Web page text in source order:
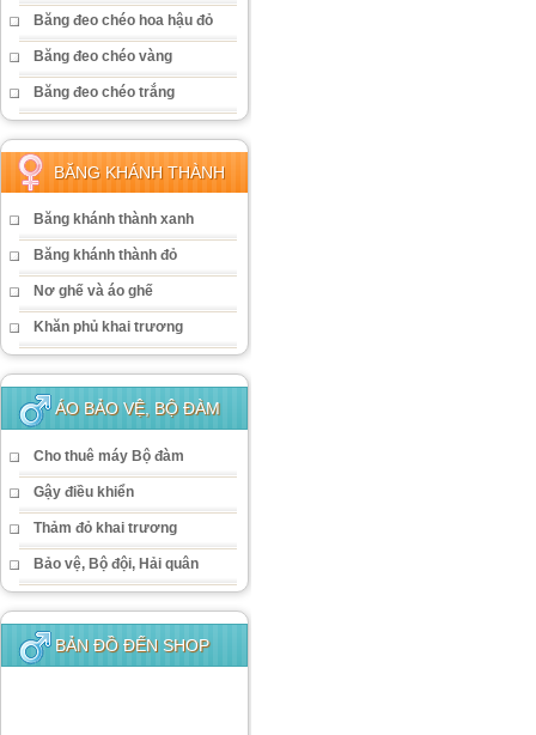
Băng đeo chéo hoa hậu đỏ
Băng đeo chéo vàng
Băng đeo chéo trắng
BĂNG KHÁNH THÀNH
Băng khánh thành xanh
Băng khánh thành đỏ
Nơ ghế và áo ghế
Khăn phủ khai trương
ÁO BẢO VỆ, BỘ ĐÀM
Cho thuê máy Bộ đàm
Gậy điều khiển
Thảm đỏ khai trương
Bảo vệ, Bộ đội, Hải quân
BẢN ĐỒ ĐẾN SHOP